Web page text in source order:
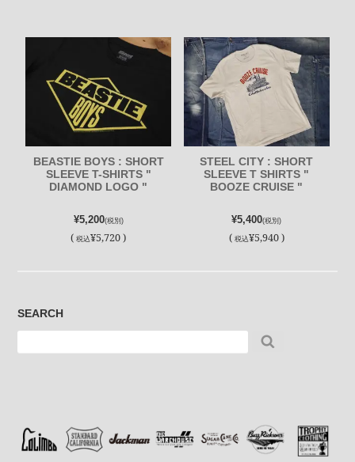
BEASTIE BOYS : SHORT
SLEEVE T-SHIRTS "
DIAMOND LOGO "
¥5,200(税別)
(税込¥5,720 )
STEEL CITY : SHORT
SLEEVE T SHIRTS "
BOOZE CRUISE "
¥5,400(税別)
( 税込¥5,940 )
SEARCH